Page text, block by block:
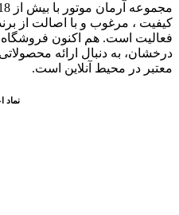
کيفيت ، مرغوب و با اصالت از
فعاليت است. هم اکنون فروشگاه
درخشان، به دنبال ارائه
معتبر در محيط آنلاين است.
نماد